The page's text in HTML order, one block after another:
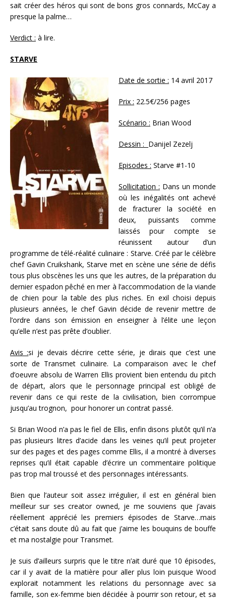
sait créer des héros qui sont de bons gros connards, McCay a
presque la palme…
Verdict : à lire.
STARVE
Date de sortie : 14 avril 2017
Prix : 22.5€/256 pages
Scénario : Brian Wood
Dessin : Danijel Zezelj
Episodes : Starve #1-10
Sollicitation : Dans un monde
où les inégalités ont achevé
de fracturer la société en
deux, puissants comme
laissés pour compte se
réunissent autour d’un
programme de télé-réalité culinaire : Starve. Créé par le célèbre
chef Gavin Cruikshank, Starve met en scène une série de défis
tous plus obscènes les uns que les autres, de la préparation du
dernier espadon pêché en mer à l’accommodation de la viande
de chien pour la table des plus riches. En exil choisi depuis
plusieurs années, le chef Gavin décide de revenir mettre de
l’ordre dans son émission en enseigner à l’élite une leçon
qu’elle n’est pas prête d’oublier.
Avis :si je devais décrire cette série, je dirais que c’est une
sorte de Transmet culinaire. La comparaison avec le chef
d’oeuvre absolu de Warren Ellis provient bien entendu du pitch
de départ, alors que le personnage principal est obligé de
revenir dans ce qui reste de la civilisation, bien corrompue
jusqu’au trognon, pour honorer un contrat passé.
Si Brian Wood n’a pas le fiel de Ellis, enfin disons plutôt qu’il n’a
pas plusieurs litres d’acide dans les veines qu’il peut projeter
sur des pages et des pages comme Ellis, il a montré à diverses
reprises qu’il était capable d’écrire un commentaire politique
pas trop mal troussé et des personnages intéressants.
Bien que l’auteur soit assez irrégulier, il est en général bien
meilleur sur ses creator owned, je me souviens que j’avais
réellement apprécié les premiers épisodes de Starve…mais
c’était sans doute dû au fait que j’aime les bouquins de bouffe
et ma nostalgie pour Transmet.
Je suis d’ailleurs surpris que le titre n’ait duré que 10 épisodes,
car il y avait de la matière pour aller plus loin puisque Wood
explorait notamment les relations du personnage avec sa
famille, son ex-femme bien décidée à pourrir son retour, et sa